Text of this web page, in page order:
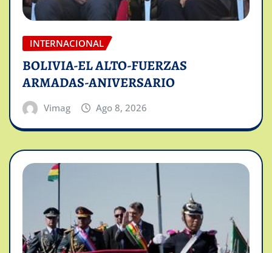
INTERNACIONAL
BOLIVIA-EL ALTO-FUERZAS
ARMADAS-ANIVERSARIO
Vimag Ago 8, 2026